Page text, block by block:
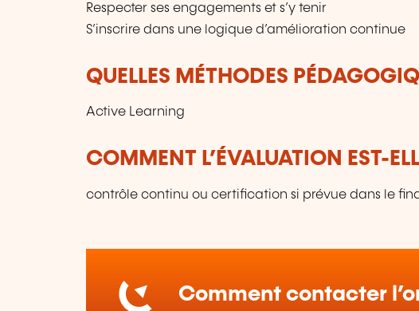
Respecter ses engagements et s’y tenir
S’inscrire dans une logique d’amélioration continue
QUELLES MÉTHODES
Active Learning
COMMENT L’ÉVALUATION EST-
contrôle continu ou certification si prévue dans le
Comment contacter